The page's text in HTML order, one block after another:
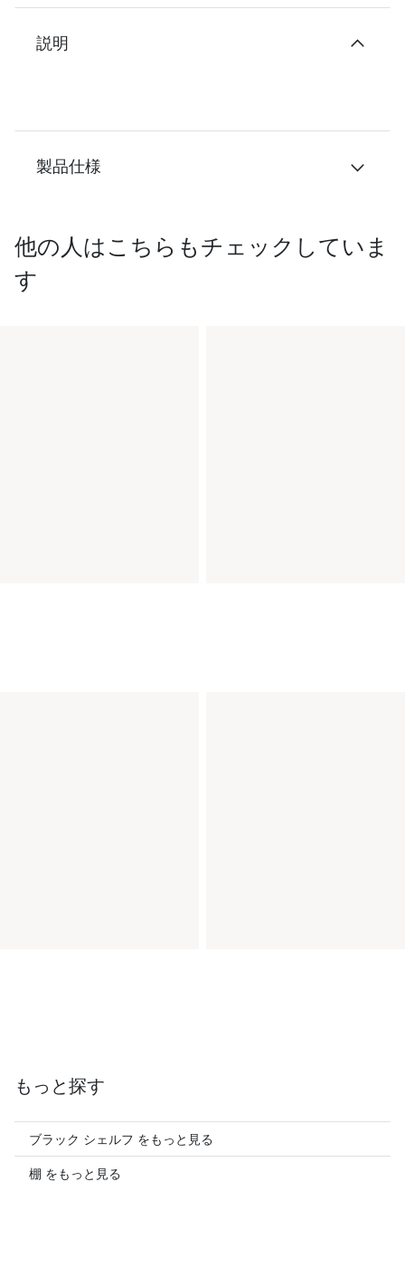
説明
製品仕様
他の人はこちらもチェックしていま
す
もっと探す
ブラック シェルフ をもっと見る
棚 をもっと見る